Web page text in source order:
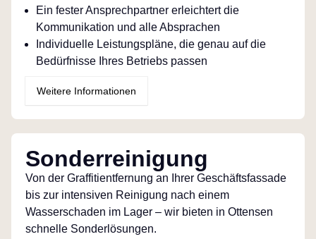
Ein fester Ansprechpartner erleichtert die
Kommunikation und alle Absprachen
Individuelle Leistungspläne, die genau auf die
Bedürfnisse Ihres Betriebs passen
Weitere Informationen
Sonderreinigung
Von der Graffitientfernung an Ihrer Geschäftsfassade
bis zur intensiven Reinigung nach einem
Wasserschaden im Lager – wir bieten in Ottensen
schnelle Sonderlösungen.